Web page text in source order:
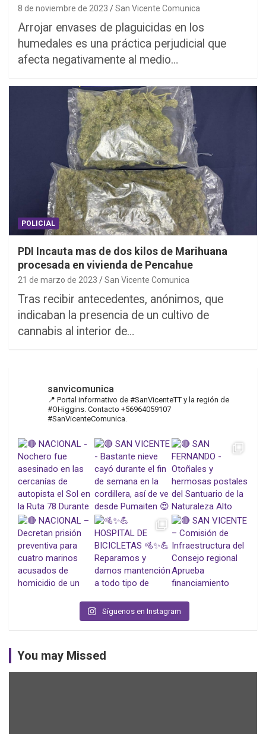
8 de noviembre de 2023 San Vicente Comunica
Arrojar envases de plaguicidas en los
humedales es una práctica perjudicial que
afecta negativamente al medio…
POLICIAL
PDI Incauta mas de dos kilos de Marihuana
procesada en vivienda de Pencahue
21 de marzo de 2023 San Vicente Comunica
Tras recibir antecedentes, anónimos, que
indicaban la presencia de un cultivo de
cannabis al interior de…
sanvicomunica
📍 Portal informativo de #SanVicenteTT y la región de
#OHiggins. Contacto +56964059107
#SanVicenteComunica.
Síguenos en Instagram
You may Missed